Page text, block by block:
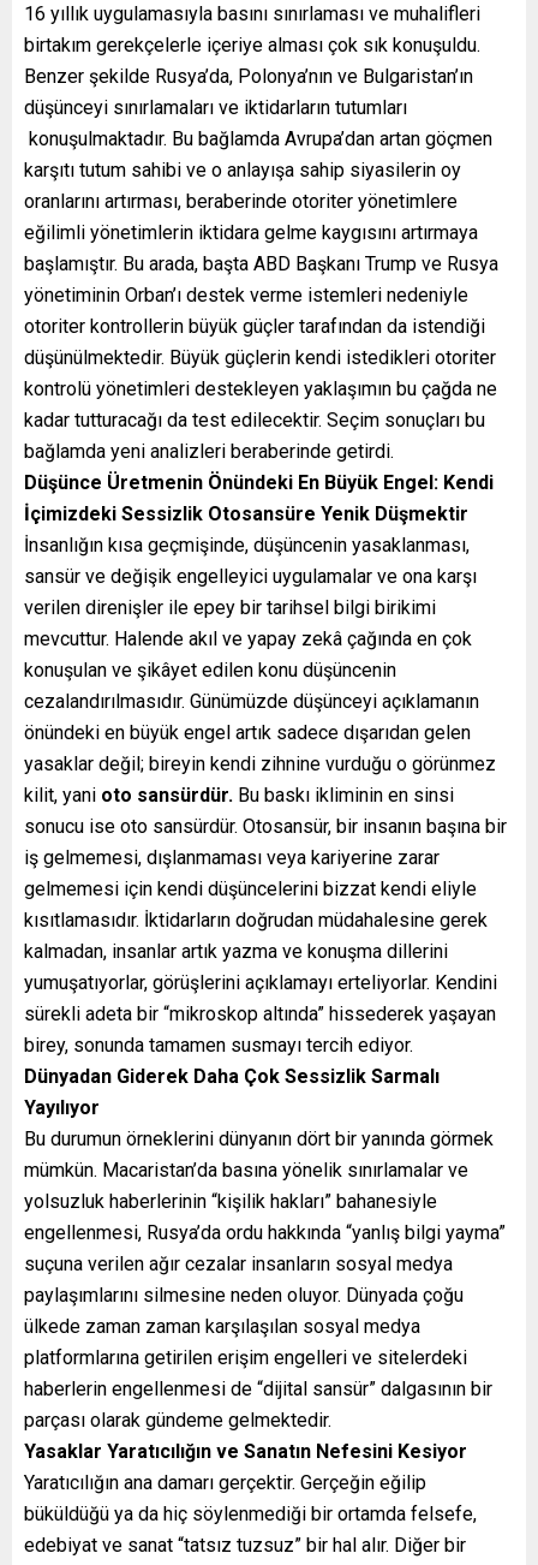
16 yıllık uygulamasıyla basını sınırlaması ve muhalifleri
birtakım gerekçelerle içeriye alması çok sık konuşuldu.
Benzer şekilde Rusya’da, Polonya’nın ve Bulgaristan’ın
düşünceyi sınırlamaları ve iktidarların tutumları
konuşulmaktadır. Bu bağlamda Avrupa’dan artan göçmen
karşıtı tutum sahibi ve o anlayışa sahip siyasilerin oy
oranlarını artırması, beraberinde otoriter yönetimlere
eğilimli yönetimlerin iktidara gelme kaygısını artırmaya
başlamıştır. Bu arada, başta ABD Başkanı Trump ve Rusya
yönetiminin Orban’ı destek verme istemleri nedeniyle
otoriter kontrollerin büyük güçler tarafından da istendiği
düşünülmektedir. Büyük güçlerin kendi istedikleri otoriter
kontrolü yönetimleri destekleyen yaklaşımın bu çağda ne
kadar tutturacağı da test edilecektir. Seçim sonuçları bu
bağlamda yeni analizleri beraberinde getirdi.
Düşünce Üretmenin Önündeki En Büyük Engel: Kendi
İçimizdeki Sessizlik Otosansüre Yenik Düşmektir
İnsanlığın kısa geçmişinde, düşüncenin yasaklanması,
sansür ve değişik engelleyici uygulamalar ve ona karşı
verilen direnişler ile epey bir tarihsel bilgi birikimi
mevcuttur. Halende akıl ve yapay zekâ çağında en çok
konuşulan ve şikâyet edilen konu düşüncenin
cezalandırılmasıdır. Günümüzde düşünceyi açıklamanın
önündeki en büyük engel artık sadece dışarıdan gelen
yasaklar değil; bireyin kendi zihnine vurduğu o görünmez
kilit, yani oto sansürdür. Bu baskı ikliminin en sinsi
sonucu ise oto sansürdür. Otosansür, bir insanın başına bir
iş gelmemesi, dışlanmaması veya kariyerine zarar
gelmemesi için kendi düşüncelerini bizzat kendi eliyle
kısıtlamasıdır. İktidarların doğrudan müdahalesine gerek
kalmadan, insanlar artık yazma ve konuşma dillerini
yumuşatıyorlar, görüşlerini açıklamayı erteliyorlar. Kendini
sürekli adeta bir “mikroskop altında” hissederek yaşayan
birey, sonunda tamamen susmayı tercih ediyor.
Dünyadan Giderek Daha Çok Sessizlik Sarmalı
Yayılıyor
Bu durumun örneklerini dünyanın dört bir yanında görmek
mümkün. Macaristan’da basına yönelik sınırlamalar ve
yolsuzluk haberlerinin “kişilik hakları” bahanesiyle
engellenmesi, Rusya’da ordu hakkında “yanlış bilgi yayma”
suçuna verilen ağır cezalar insanların sosyal medya
paylaşımlarını silmesine neden oluyor. Dünyada çoğu
ülkede zaman zaman karşılaşılan sosyal medya
platformlarına getirilen erişim engelleri ve sitelerdeki
haberlerin engellenmesi de “dijital sansür” dalgasının bir
parçası olarak gündeme gelmektedir.
Yasaklar Yaratıcılığın ve Sanatın Nefesini Kesiyor
Yaratıcılığın ana damarı gerçektir. Gerçeğin eğilip
büküldüğü ya da hiç söylenmediği bir ortamda felsefe,
edebiyat ve sanat “tatsız tuzsuz” bir hal alır. Diğer bir